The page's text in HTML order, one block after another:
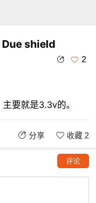
shield
2
要就是3.3v的。
分享 收藏 2
评论